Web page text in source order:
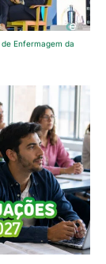
Enfermagem da